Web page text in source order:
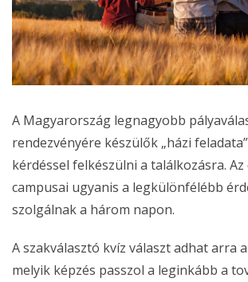
A Magyarország legnagyobb
rendezvényére készülők „házi
kérdéssel felkészülni a találkozásra. Az
campusai ugyanis a legkülönfélébb
szolgálnak a három napon.
A szakválasztó kvíz választ adhat arra
melyik képzés passzol a leginkább a